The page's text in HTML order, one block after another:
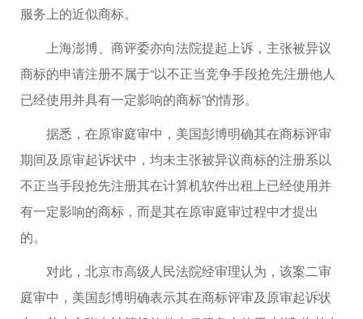
服务上的近似商标。
上海澎博、商评委亦向法院提起上诉，主张被异议
商标的申请注册不属于“以不正当竞争手段抢先注册他人
已经使用并具有一定影响的商标”的情形。
据悉，在原审庭审中，美国彭博明确其在商标评审
期间及原审起诉状中，均未主张被异议商标的注册系以
不正当手段抢先注册其在计算机软件出租上已经使用并
有一定影响的商标，而是其在原审庭审过程中才提出
的。
对此，北京市高级人民法院经审理认为，该案二审
庭审中，美国彭博明确表示其在商标评审及原审起诉状